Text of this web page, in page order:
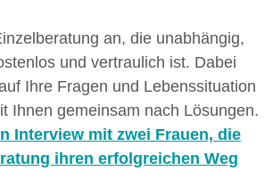
an, die unabhängig,
und vertraulich ist. Dabei
Ihre Fragen und Lebenssituation
Ihnen gemeinsam nach Lösungen.
Interview mit zwei Frauen, die
ihren erfolgreichen Weg